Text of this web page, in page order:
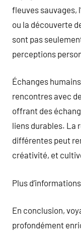
fleuves sauvages,
ou la découverte
sont pas
perceptions
Échanges
rencontres avec
offrant des
liens durables. La
différentes peut
créativité, et
Plus
En conclusion,
profondément